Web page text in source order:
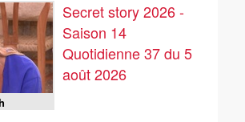
Secret story 2026 -
Saison 14
Quotidienne 37 du 5
août 2026